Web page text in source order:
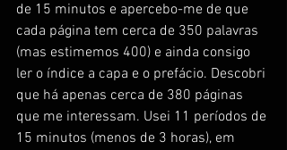
de 15 minutos e apercebo-me de que
cada página tem cerca de 350 palavras
(mas estimemos 400) e ainda consigo
ler o índice a capa e o prefácio. Descobri
que há apenas cerca de 380 páginas
que me interessam. Usei 11 períodos de
15 minutos (menos de 3 horas), em